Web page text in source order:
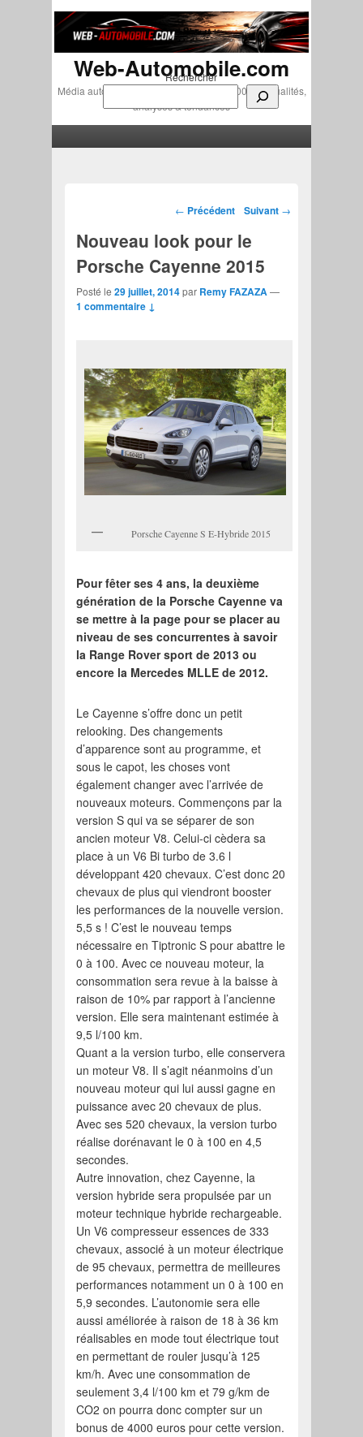
Rechercher
Web-Automobile.com
Média automobile indépendant depuis 2007 • Actualités,
analyses & tendances
Navigation des articles
← Précédent Suivant →
Nouveau look pour le
Porsche Cayenne 2015
Posté le29 juillet, 2014par Remy FAZAZA—
1 commentaire ↓
Porsche Cayenne S E-Hybride 2015
Pour fêter ses 4 ans, la deuxième
génération de la Porsche Cayenne va
se mettre à la page pour se placer au
niveau de ses concurrentes à savoir
la Range Rover sport de 2013 ou
encore la Mercedes MLLE de 2012.
Le Cayenne s’offre donc un petit
relooking. Des changements
d’apparence sont au programme, et
sous le capot, les choses vont
également changer avec l’arrivée de
nouveaux moteurs. Commençons par la
version S qui va se séparer de son
ancien moteur V8. Celui-ci cèdera sa
place à un V6 Bi turbo de 3.6 l
développant 420 chevaux. C’est donc 20
chevaux de plus qui viendront booster
les performances de la nouvelle version.
5,5 s ! C’est le nouveau temps
nécessaire en Tiptronic S pour abattre le
0 à 100. Avec ce nouveau moteur, la
consommation sera revue à la baisse à
raison de 10% par rapport à l’ancienne
version. Elle sera maintenant estimée à
9,5 l/100 km.
Quant a la version turbo, elle conservera
un moteur V8. Il s’agit néanmoins d’un
nouveau moteur qui lui aussi gagne en
puissance avec 20 chevaux de plus.
Avec ses 520 chevaux, la version turbo
réalise dorénavant le 0 à 100 en 4,5
secondes.
Autre innovation, chez Cayenne, la
version hybride sera propulsée par un
moteur technique hybride rechargeable.
Un V6 compresseur essences de 333
chevaux, associé à un moteur électrique
de 95 chevaux, permettra de meilleures
performances notamment un 0 à 100 en
5,9 secondes. L’autonomie sera elle
aussi améliorée à raison de 18 à 36 km
réalisables en mode tout électrique tout
en permettant de rouler jusqu’à 125
km/h. Avec une consommation de
seulement 3,4 l/100 km et 79 g/km de
CO2 on pourra donc compter sur un
bonus de 4000 euros pour cette version.